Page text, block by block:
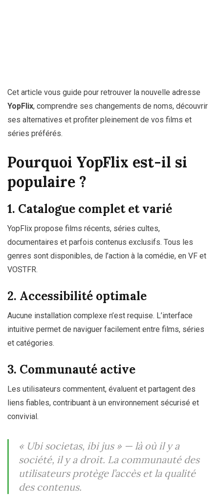
Cet article vous guide pour retrouver la nouvelle adresse
YopFlix, comprendre ses changements de noms, découvrir
ses alternatives et profiter pleinement de vos films et
séries préférés.
Pourquoi YopFlix est-il si
populaire ?
1. Catalogue complet et varié
YopFlix propose films récents, séries cultes,
documentaires et parfois contenus exclusifs. Tous les
genres sont disponibles, de l’action à la comédie, en VF et
VOSTFR.
2. Accessibilité optimale
Aucune installation complexe n’est requise. L’interface
intuitive permet de naviguer facilement entre films, séries
et catégories.
3. Communauté active
Les utilisateurs commentent, évaluent et partagent des
liens fiables, contribuant à un environnement sécurisé et
convivial.
« Ubi societas, ibi jus » — là où il y a
société, il y a droit. La communauté des
utilisateurs protège l’accès et la qualité
des contenus.